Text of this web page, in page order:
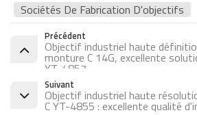
Sociétés De Fabrication D'objectifs
Précédent
Objectif industriel haute
monture C 14G, excellente
YT-4857
Suivant
Objectif industriel haute
C YT-4855 : excellente qualité